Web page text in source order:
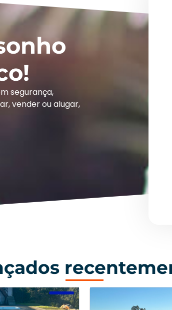
segurança,
vender ou alugar,